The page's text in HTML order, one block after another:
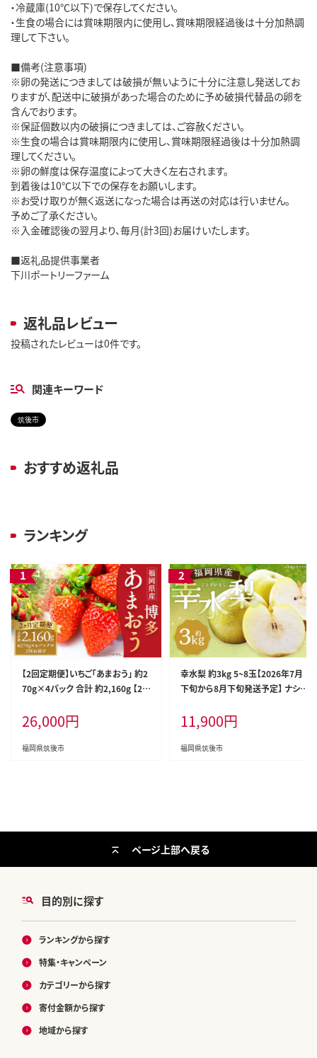
・冷蔵庫(10℃以下)で保存してください。
・生食の場合には賞味期限内に使用し、賞味期限経過後は十分加熱調
理して下さい。
■備考(注意事項)
※卵の発送につきましては破損が無いように十分に注意し発送してお
りますが、配送中に破損があった場合のために予め破損代替品の卵を
含んでおります。
※保証個数以内の破損につきましては、ご容赦ください。
※生食の場合は賞味期限内に使用し、賞味期限経過後は十分加熱調
理してください。
※卵の鮮度は保存温度によって大きく左右されます。
到着後は10℃以下での保存をお願いします。
※お受け取りが無く返送になった場合は再送の対応は行いません。
予めご了承ください。
※入金確認後の翌月より、毎月(計3回)お届けいたします。
■返礼品提供事業者
下川ポートリーファーム
返礼品レビュー
投稿されたレビューは0件です。
関連キーワード
筑後市
おすすめ返礼品
ランキング
【2回定期便】いちご「あまおう」 約2
70g×4パック 合計 約2,160g 【20
26,000円
福岡県筑後市
幸水梨 約3kg 5~8玉【2026年7月
下旬から8月下旬発送予定】 ナシ
11,900円
福岡県筑後市
目的別に探す
ランキングから探す
特集・キャンペーン
カテゴリーから探す
寄付金額から探す
地域から探す
ページ上部へ戻る